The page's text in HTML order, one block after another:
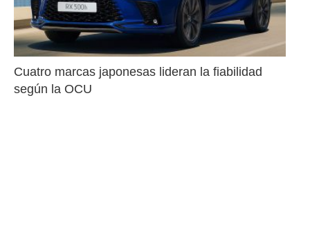
Cuatro marcas japonesas lideran la fiabilidad
según la OCU